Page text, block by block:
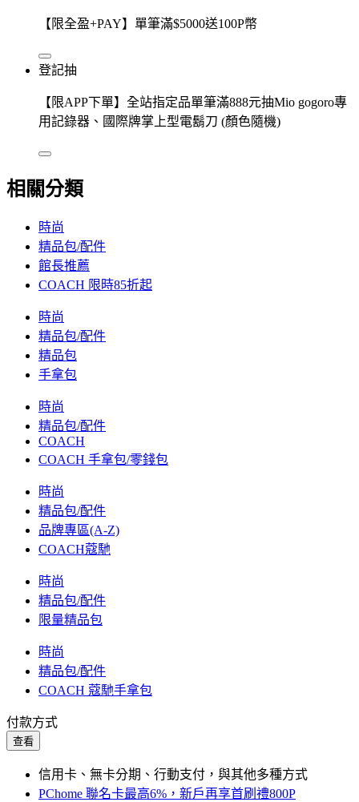
【限全盈+PAY】單筆滿$5000送100P幣
登記抽
【限APP下單】全站指定品單筆滿888元抽Mio gogoro專
用記錄器、國際牌掌上型電鬍刀 (顏色隨機)
相關分類
時尚
精品包/配件
館長推薦
COACH 限時85折起
時尚
精品包/配件
精品包
手拿包
時尚
精品包/配件
COACH
COACH 手拿包/零錢包
時尚
精品包/配件
品牌專區(A-Z)
COACH蔻馳
時尚
精品包/配件
限量精品包
時尚
精品包/配件
COACH 蔻馳手拿包
付款方式
查看
信用卡、無卡分期、行動支付，與其他多種方式
PChome 聯名卡最高6%，新戶再享首刷禮800P